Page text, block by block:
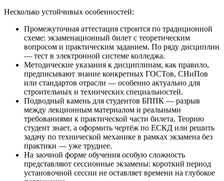
Несколько устойчивых особенностей:
Промежуточная аттестация строится по традиционной
схеме: экзаменационный билет с теоретическим
вопросом и практическим заданием. По ряду дисциплин
— тест в электронной системе колледжа.
Методические указания к дисциплинам, как правило,
предписывают знание конкретных ГОСТов, СНиПов
или стандартов отрасли — особенно актуально для
строительных и технических специальностей.
Подводный камень для студентов БППК — разрыв
между лекционным материалом и реальными
требованиями к практической части билета. Теорию
студент знает, а оформить чертёж по ЕСКД или решить
задачу по технической механике в рамках экзамена без
практики — уже труднее.
На заочной форме обучения особую сложность
представляют сессионные экзамены: короткий период
установочной сессии не оставляет времени на глубокое